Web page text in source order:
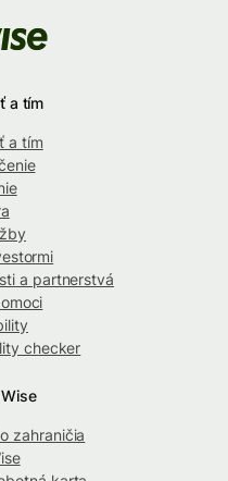
a tím
a tím
a partnerstvá
checker
zahraničia